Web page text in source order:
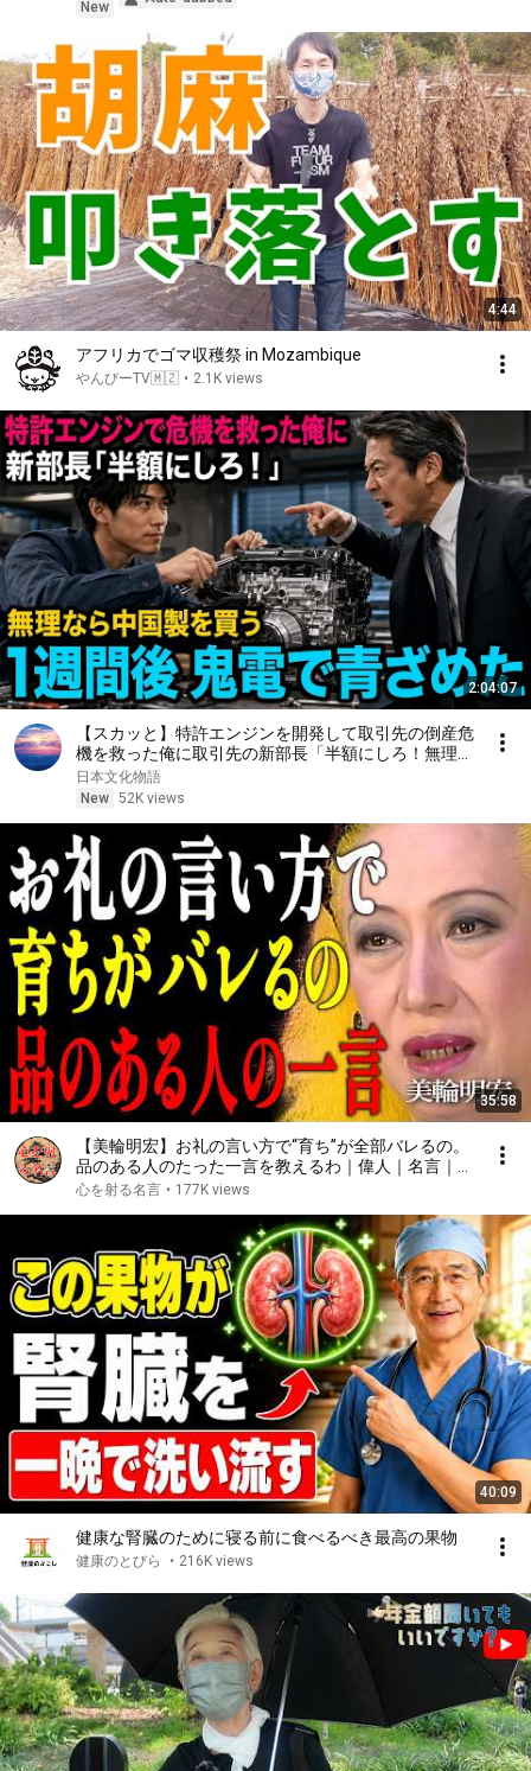
New
4:44
アフリカでゴマ収穫祭 in Mozambique
やんびーTV🇲🇿 • 2.1K views
2:04:07
【スカッと】特許エンジンを開発して取引先の倒産危
機を救った俺に取引先の新部長「半額にしろ！無理な
ら中国製を買う」1週間後、部長から鬼電→俺「お宅
の競合と5倍で独占契約済みです」
日本文化物語
New 52K views
35:58
【美輪明宏】お礼の言い方で“育ち”が全部バレるの。
品のある人のたった一言を教えるわ｜偉人｜名言｜言
葉の力｜人生哲学｜
心を射る名言 • 177K views
40:09
健康な腎臓のために寝る前に食べるべき最高の果物
健康のとびら • 216K views